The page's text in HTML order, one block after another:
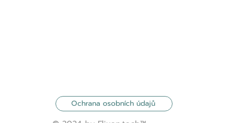
Ochrana osobních údajů